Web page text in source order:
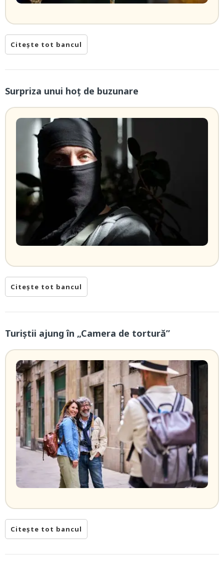
Citește tot bancul
Surpriza unui hoţ de buzunare
Citește tot bancul
Turiștii ajung în „Camera de tortură”
Citește tot bancul